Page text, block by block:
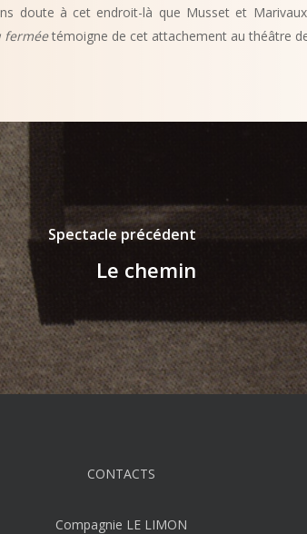
doute à cet endroit-là que Musset et
ferméetémoigne de cet attachement au théâtre
Spectacle précédent
Le chemin
CONTACTS
Compagnie LE LIMON